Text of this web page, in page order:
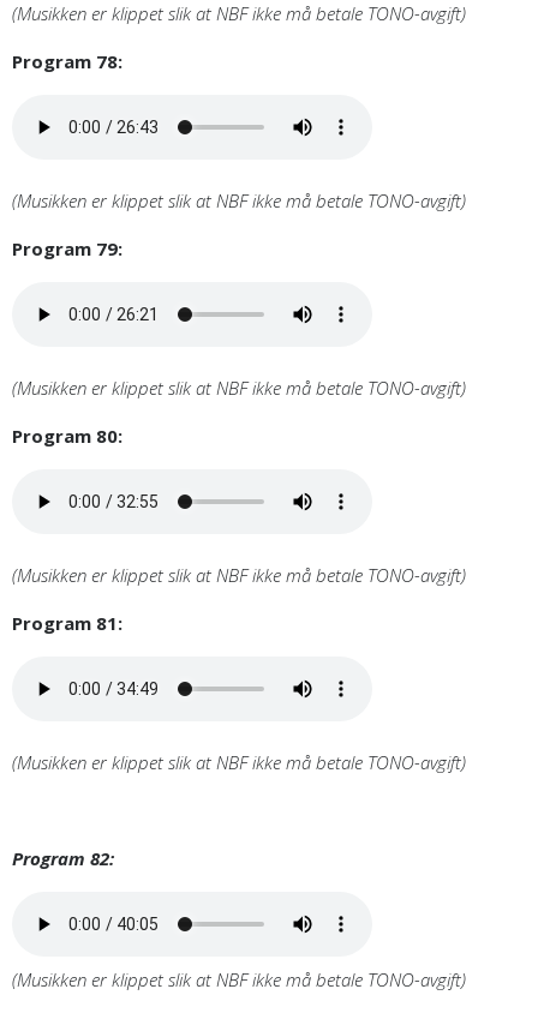
(Musikken er klippet slik at NBF ikke må betale TONO-avgift)
Program 78:
(Musikken er klippet slik at NBF ikke må betale TONO-avgift)
Program 79:
(Musikken er klippet slik at NBF ikke må betale TONO-avgift)
Program 80:
(Musikken er klippet slik at NBF ikke må betale TONO-avgift)
Program 81:
(Musikken er klippet slik at NBF ikke må betale TONO-avgift)
Program 82:
(Musikken er klippet slik at NBF ikke må betale TONO-avgift)